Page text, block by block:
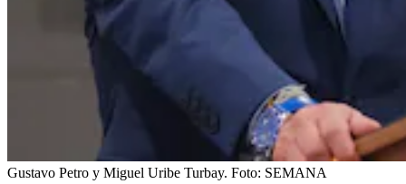
Gustavo Petro y Miguel Uribe Turbay. Foto: SEMANA